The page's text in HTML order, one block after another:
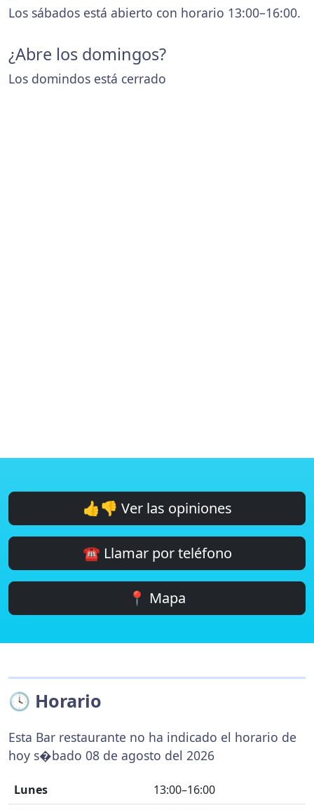
Los sábados está abierto con horario 13:00–16:00.
¿Abre los domingos?
Los domindos está cerrado
👍👎 Ver las opiniones
☎️ Llamar por teléfono
📍 Mapa
🕓 Horario
Esta Bar restaurante no ha indicado el horario de
hoy s�bado 08 de agosto del 2026
Lunes
13:00–16:00